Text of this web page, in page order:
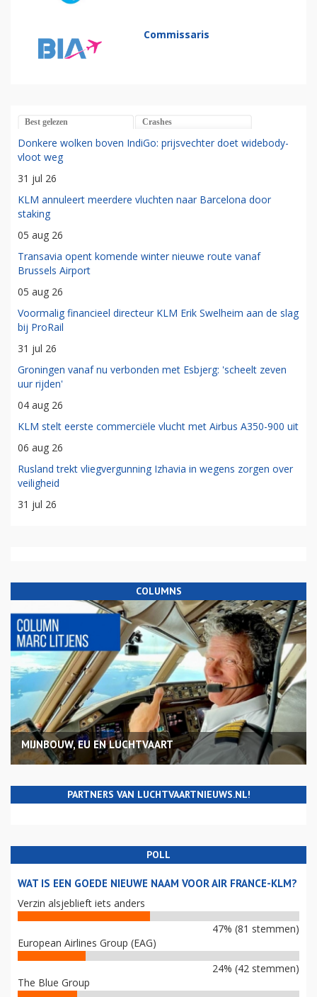
Commissaris
Best gelezen Crashes
Donkere wolken boven IndiGo: prijsvechter doet widebody-
vloot weg
31 jul 26
KLM annuleert meerdere vluchten naar Barcelona door
staking
05 aug 26
Transavia opent komende winter nieuwe route vanaf
Brussels Airport
05 aug 26
Voormalig financieel directeur KLM Erik Swelheim aan de slag
bij ProRail
31 jul 26
Groningen vanaf nu verbonden met Esbjerg: 'scheelt zeven
uur rijden'
04 aug 26
KLM stelt eerste commerciële vlucht met Airbus A350-900 uit
06 aug 26
Rusland trekt vliegvergunning Izhavia in wegens zorgen over
veiligheid
31 jul 26
COLUMNS
MIJNBOUW, EU EN LUCHTVAART
PARTNERS VAN LUCHTVAARTNIEUWS.NL!
POLL
WAT IS EEN GOEDE NIEUWE NAAM VOOR AIR FRANCE-KLM?
Verzin alsjeblieft iets anders
47% (81 stemmen)
European Airlines Group (EAG)
24% (42 stemmen)
The Blue Group